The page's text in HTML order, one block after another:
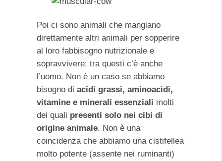
Poi ci sono animali che mangiano
direttamente altri animali per sopperire
al loro fabbisogno nutrizionale e
sopravvivere: tra questi c’è anche
l’uomo. Non è un caso se abbiamo
bisogno di acidi grassi, aminoacidi,
vitamine e minerali essenziali molti
dei quali presenti solo nei cibi di
origine animale. Non è una
coincidenza che abbiamo una cistifellea
molto potente (assente nei ruminanti)